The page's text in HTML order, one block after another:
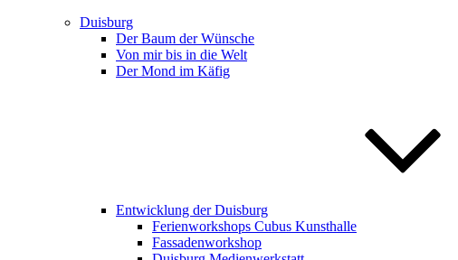
Duisburg
Der Baum der Wünsche
Von mir bis in die Welt
Der Mond im Käfig
Entwicklung der Duisburg
Ferienworkshops Cubus Kunsthalle
Fassadenworkshop